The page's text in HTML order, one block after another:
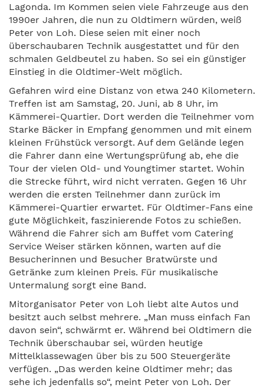
Lagonda. Im Kommen seien viele Fahrzeuge aus den
1990er Jahren, die nun zu Oldtimern würden, weiß
Peter von Loh. Diese seien mit einer noch
überschaubaren Technik ausgestattet und für den
schmalen Geldbeutel zu haben. So sei ein günstiger
Einstieg in die Oldtimer-Welt möglich.
Gefahren wird eine Distanz von etwa 240 Kilometern.
Treffen ist am Samstag, 20. Juni, ab 8 Uhr, im
Kämmerei-Quartier. Dort werden die Teilnehmer vom
Starke Bäcker in Empfang genommen und mit einem
kleinen Frühstück versorgt. Auf dem Gelände legen
die Fahrer dann eine Wertungsprüfung ab, ehe die
Tour der vielen Old- und Youngtimer startet. Wohin
die Strecke führt, wird nicht verraten. Gegen 16 Uhr
werden die ersten Teilnehmer dann zurück im
Kämmerei-Quartier erwartet. Für Oldtimer-Fans eine
gute Möglichkeit, faszinierende Fotos zu schießen.
Während die Fahrer sich am Buffet vom Catering
Service Weiser stärken können, warten auf die
Besucherinnen und Besucher Bratwürste und
Getränke zum kleinen Preis. Für musikalische
Untermalung sorgt eine Band.
Mitorganisator Peter von Loh liebt alte Autos und
besitzt auch selbst mehrere. „Man muss einfach Fan
davon sein“, schwärmt er. Während bei Oldtimern die
Technik überschaubar sei, würden heutige
Mittelklassewagen über bis zu 500 Steuergeräte
verfügen. „Das werden keine Oldtimer mehr; das
sehe ich jedenfalls so“, meint Peter von Loh. Der